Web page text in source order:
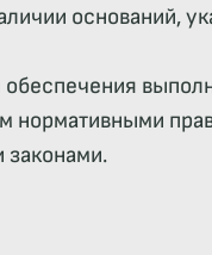
оснований,
нормативными
законами.